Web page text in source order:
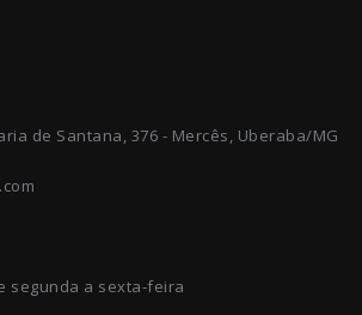
de Santana, 376 - Mercês, Uberaba/MG
segunda a sexta-feira